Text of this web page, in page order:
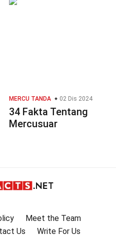
MERCU TANDA 02 Dis 2024
34 Fakta Tentang
Mercusuar
Meet the Team
Us
Write For Us